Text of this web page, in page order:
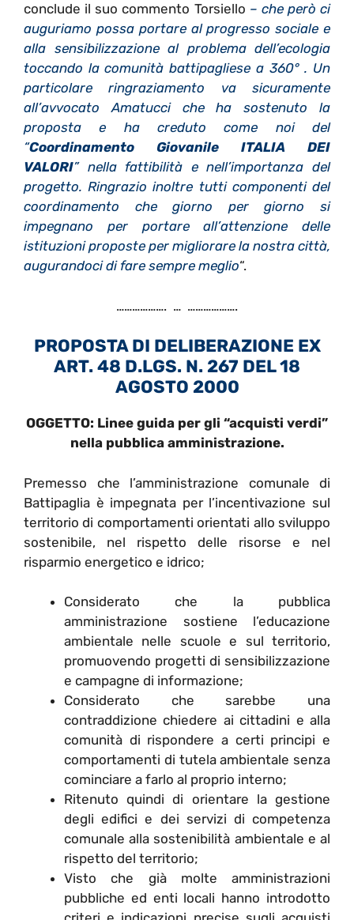
conclude il suo commento Torsiello – che però ci
auguriamo possa portare al progresso sociale e
alla sensibilizzazione al problema dell’ecologia
toccando la comunità battipagliese a 360° . Un
particolare ringraziamento va sicuramente
all’avvocato Amatucci che ha sostenuto la
proposta e ha creduto come noi del
“Coordinamento Giovanile ITALIA DEI
VALORI” nella fattibilità e nell’importanza del
progetto. Ringrazio inoltre tutti componenti del
coordinamento che giorno per giorno si
impegnano per portare all’attenzione delle
istituzioni proposte per migliorare la nostra città,
augurandoci di fare sempre meglio“.
………………. … ……………….
PROPOSTA DI DELIBERAZIONE EX
ART. 48 D.LGS. N. 267 DEL 18
AGOSTO 2000
OGGETTO: Linee guida per gli “acquisti verdi”
nella pubblica amministrazione.
Premesso che l’amministrazione comunale di
Battipaglia è impegnata per l’incentivazione sul
territorio di comportamenti orientati allo sviluppo
sostenibile, nel rispetto delle risorse e nel
risparmio energetico e idrico;
Considerato che la pubblica
amministrazione sostiene l’educazione
ambientale nelle scuole e sul territorio,
promuovendo progetti di sensibilizzazione
e campagne di informazione;
Considerato che sarebbe una
contraddizione chiedere ai cittadini e alla
comunità di rispondere a certi principi e
comportamenti di tutela ambientale senza
cominciare a farlo al proprio interno;
Ritenuto quindi di orientare la gestione
degli edifici e dei servizi di competenza
comunale alla sostenibilità ambientale e al
rispetto del territorio;
Visto che già molte amministrazioni
pubbliche ed enti locali hanno introdotto